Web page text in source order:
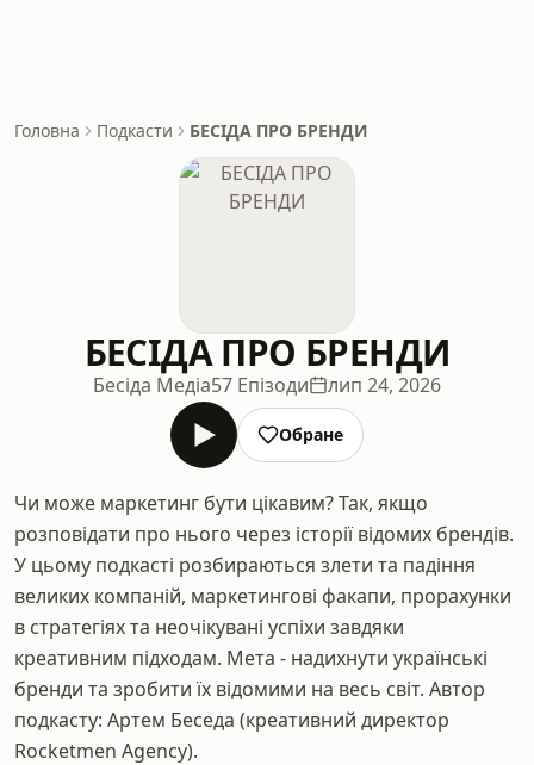
Головна Подкасти БЕСІДА ПРО БРЕНДИ
БЕСІДА ПРО БРЕНДИ
Бесіда Медіа57 Епізоди лип 24, 2026
Обране
Чи може маркетинг бути цікавим? Так, якщо
розповідати про нього через історії відомих брендів.
У цьому подкасті розбираються злети та падіння
великих компаній, маркетингові факапи, прорахунки
в стратегіях та неочікувані успіхи завдяки
креативним підходам. Мета - надихнути українські
бренди та зробити їх відомими на весь світ. Автор
подкасту: Артем Беседа (креативний директор
Rocketmen Agency).